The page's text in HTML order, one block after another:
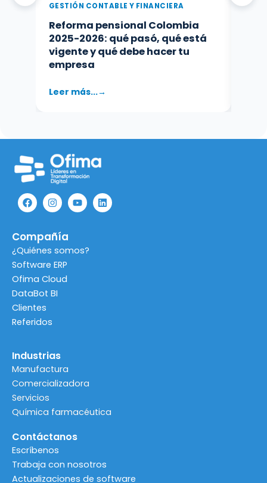
GESTIÓN CONTABLE Y FINANCIERA
Reforma pensional Colombia
2025-2026: qué pasó, qué está
vigente y qué debe hacer tu
empresa
Leer más...
F
a
c
o
o
k
I
n
s
a
g
r
a
m
Y
o
u
e
L
i
n
Compañía
¿Quiénes somos?
Software ERP
Ofima Cloud
DataBot BI
Clientes
Referidos
Industrias
Manufactura
Comercializadora
Servicios
Química farmacéutica
Contáctanos
Escríbenos
Trabaja con nosotros
Actualizaciones de software